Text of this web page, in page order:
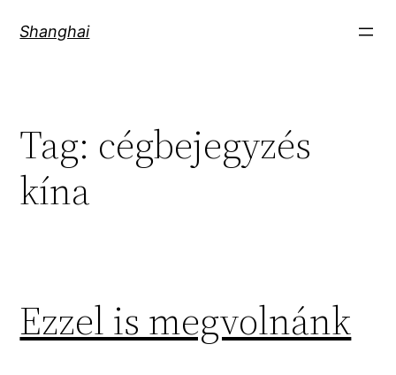
Shanghai
Tag: cégbejegyzés
kína
Ezzel is megvolnánk